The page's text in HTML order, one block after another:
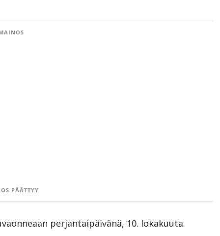
PÄÄTTYY
perjantaipäivänä, 10. lokakuuta.